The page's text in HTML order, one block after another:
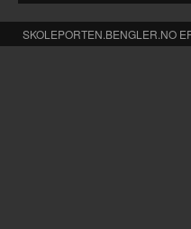
SKOLEPORTEN.BENGLER.NO